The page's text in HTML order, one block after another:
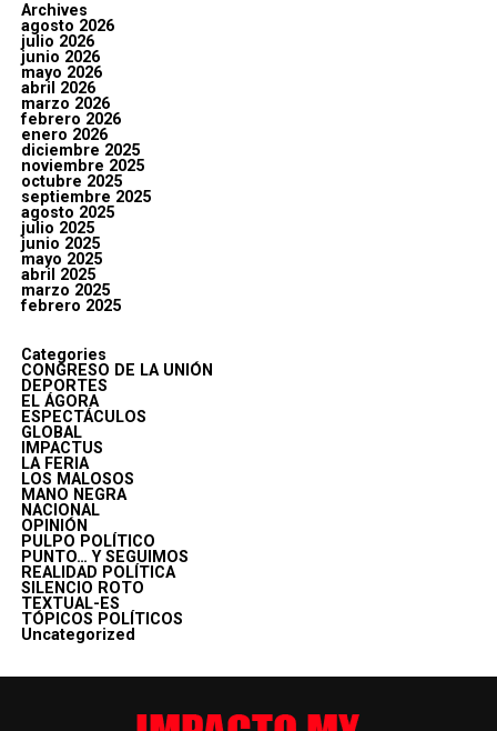
Archives
agosto 2026
julio 2026
junio 2026
mayo 2026
abril 2026
marzo 2026
febrero 2026
enero 2026
diciembre 2025
noviembre 2025
octubre 2025
septiembre 2025
agosto 2025
julio 2025
junio 2025
mayo 2025
abril 2025
marzo 2025
febrero 2025
Categories
CONGRESO DE LA UNIÓN
DEPORTES
EL ÁGORA
ESPECTÁCULOS
GLOBAL
IMPACTUS
LA FERIA
LOS MALOSOS
MANO NEGRA
NACIONAL
OPINIÓN
PULPO POLÍTICO
PUNTO… Y SEGUIMOS
REALIDAD POLÍTICA
SILENCIO ROTO
TEXTUAL-ES
TÓPICOS POLÍTICOS
Uncategorized